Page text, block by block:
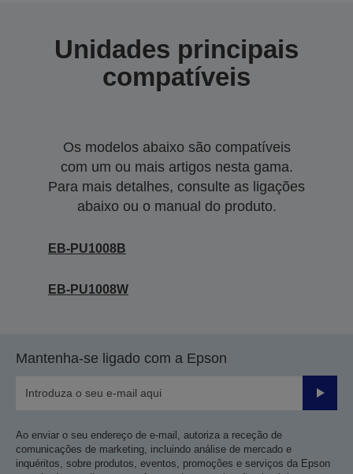
Unidades principais
compatíveis
Os modelos abaixo são compatíveis
com um ou mais artigos nesta gama.
Para mais detalhes, consulte as ligações
abaixo ou o manual do produto.
EB-PU1008B
EB-PU1008W
Mantenha-se ligado com a Epson
Enviar
Ao enviar o seu endereço de e-mail, autoriza a receção de
comunicações de marketing, incluindo análise de mercado e
inquéritos, sobre produtos, eventos, promoções e serviços da Epson